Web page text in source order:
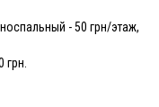
- 50 грн/этаж,